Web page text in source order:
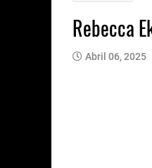
Rebecca
Abril 06, 2025